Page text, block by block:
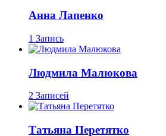
Анна Лапенко
1 Запись
Людмила Малюкова
2 Записей
Татьяна Перетятко